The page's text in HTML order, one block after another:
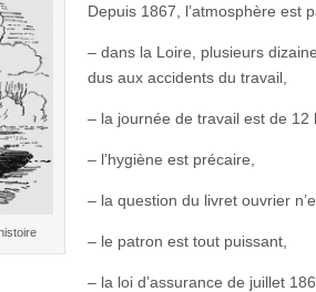
Depuis 1867, l’atmosphère est
– dans la Loire, plusieurs
dus aux accidents du travail,
– la journée de travail est de 12
– l’hygiène est précaire,
– la question du livret ouvrier
– le patron est tout puissant,
– la loi d’assurance de juillet